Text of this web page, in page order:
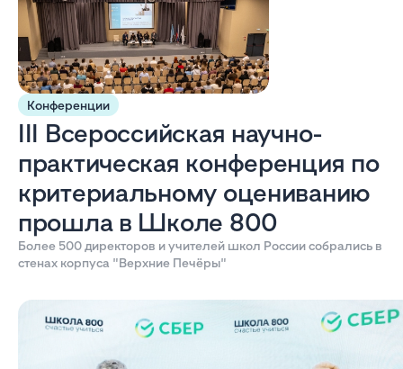
Конференции
III Всероссийская научно-
практическая конференция по
критериальному оцениванию
прошла в Школе 800
Более 500 директоров и учителей школ России собрались в
стенах корпуса "Верхние Печёры"